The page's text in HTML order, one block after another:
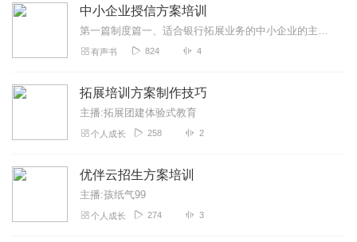
中小企业授信方案培训
第一篇制度篇一、适合银行拓展业务的中小企业的主要条件二、中小企业授信风险抓手寻找三、中小企业金融服务方案设计四、对中小企业营销的基本思路五、中小企业授信产品设...
有声书 824 4
拓展培训方案制作技巧
主播:拓展团建体验式教育
个人成长 258 2
优伴云招生方案培训
主播:孩纸气99
个人成长 274 3